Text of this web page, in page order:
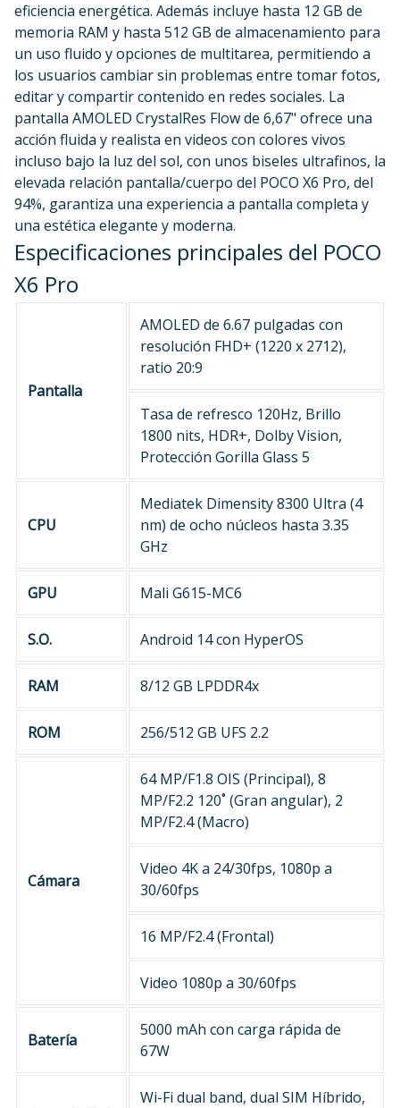
eficiencia energética. Además incluye hasta 12 GB de
memoria RAM y hasta 512 GB de almacenamiento para
un uso fluido y opciones de multitarea, permitiendo a
los usuarios cambiar sin problemas entre tomar fotos,
editar y compartir contenido en redes sociales. La
pantalla AMOLED CrystalRes Flow de 6,67" ofrece una
acción fluida y realista en videos con colores vivos
incluso bajo la luz del sol, con unos biseles ultrafinos, la
elevada relación pantalla/cuerpo del POCO X6 Pro, del
94%, garantiza una experiencia a pantalla completa y
una estética elegante y moderna.
Especificaciones principales del POCO
X6 Pro
Pantalla
AMOLED de 6.67 pulgadas con
resolución FHD+ (1220 x 2712),
ratio 20:9
Tasa de refresco 120Hz, Brillo
1800 nits, HDR+, Dolby Vision,
Protección Gorilla Glass 5
CPU
Mediatek Dimensity 8300 Ultra (4
nm) de ocho núcleos hasta 3.35
GHz
GPU Mali G615-MC6
S.O. Android 14 con HyperOS
RAM 8/12 GB LPDDR4x
ROM 256/512 GB UFS 2.2
Cámara
64 MP/F1.8 OIS (Principal), 8
MP/F2.2 120˚ (Gran angular), 2
MP/F2.4 (Macro)
Video 4K a 24/30fps, 1080p a
30/60fps
16 MP/F2.4 (Frontal)
Video 1080p a 30/60fps
Batería
5000 mAh con carga rápida de
67W
Wi-Fi dual band, dual SIM Híbrido,